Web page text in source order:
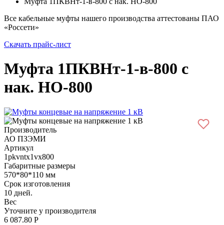
Все кабельные муфты нашего производства аттестованы ПАО
«Россети»
Скачать прайс-лист
Муфта 1ПКВНт-1-в-800 с
нак. НО-800
Производитель
АО ПЗЭМИ
Артикул
1pkvntx1vx800
Габаритные размеры
570*80*110 мм
Срок изготовления
10 дней.
Вес
Уточните у производителя
6 087.80 Р